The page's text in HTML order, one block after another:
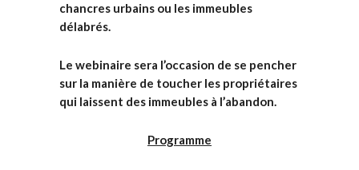
chancres urbains ou les immeubles
délabrés.
Le webinaire sera l’occasion de se pencher
sur la manière de toucher les propriétaires
qui laissent des immeubles à l’abandon.
Programme